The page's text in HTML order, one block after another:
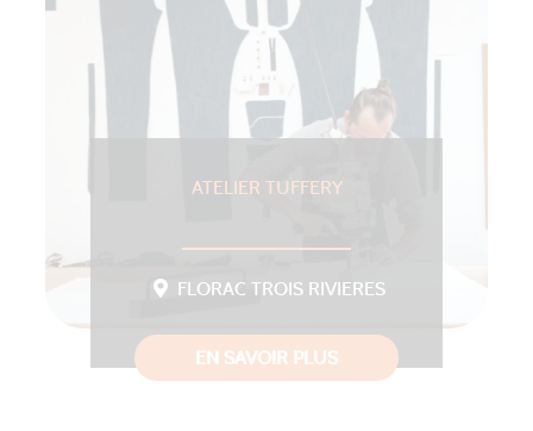
ATELIER TUFFERY
FLORAC TROIS RIVIERES
EN SAVOIR PLUS